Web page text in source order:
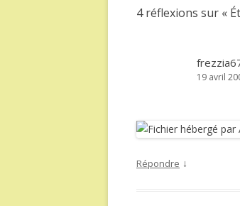
4 réflexions sur «
19 avril
Répondre ↓